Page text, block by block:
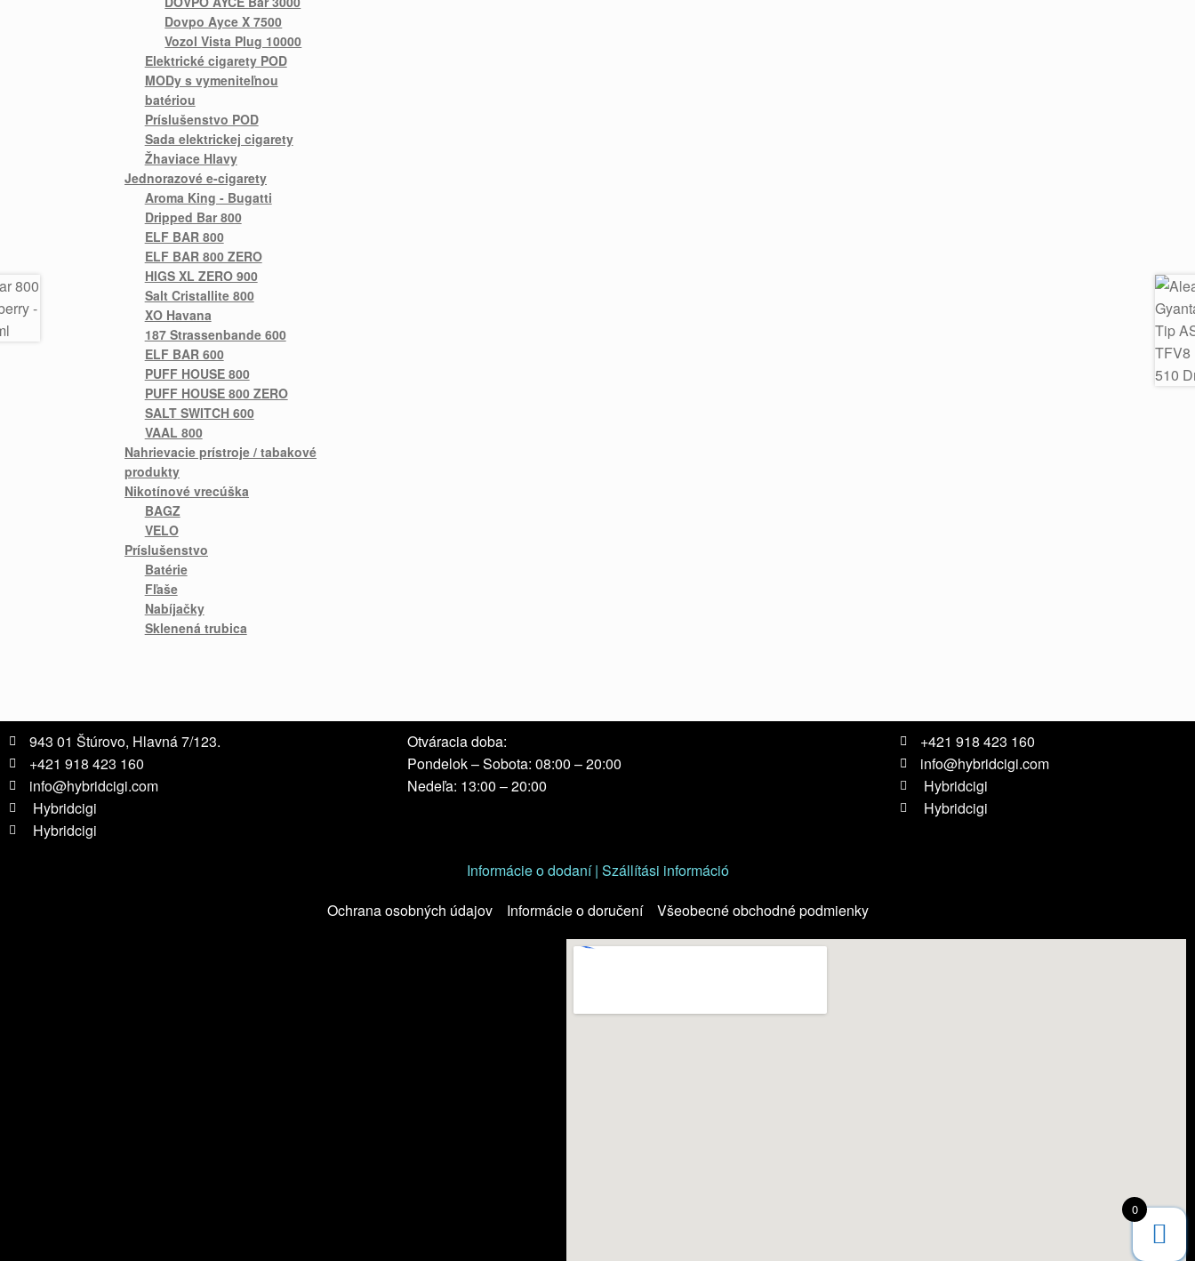
Dovpo Ayce X 7500
Vozol Vista Plug 10000
Elektrické cigarety POD
MODy s vymeniteľnou
batériou
Príslušenstvo POD
Sada elektrickej cigarety
Žhaviace Hlavy
Jednorazové e-cigarety
Aroma King - Bugatti
Dripped Bar 800
ELF BAR 800
ELF BAR 800 ZERO
HIGS XL ZERO 900
Salt Cristallite 800
XO Havana
187 Strassenbande 600
ELF BAR 600
PUFF HOUSE 800
PUFF HOUSE 800 ZERO
SALT SWITCH 600
VAAL 800
Nahrievacie prístroje / tabakové
produkty
Nikotínové vrecúška
BAGZ
VELO
Príslušenstvo
Batérie
Fľaše
Nabíjačky
Sklenená trubica
943 01 Štúrovo, Hlavná 7/123.
+421 918 423 160
info@hybridcigi.com
Hybridcigi
Hybridcigi
Otváracia doba:
Pondelok – Sobota: 08:00 – 20:00
Nedeľa: 13:00 – 20:00
+421 918 423 160
info@hybridcigi.com
Hybridcigi
Hybridcigi
Informácie o dodaní | Szállítási információ
Ochrana osobných údajov
Informácie o doručení Všeobecné obchodné podmienky
0